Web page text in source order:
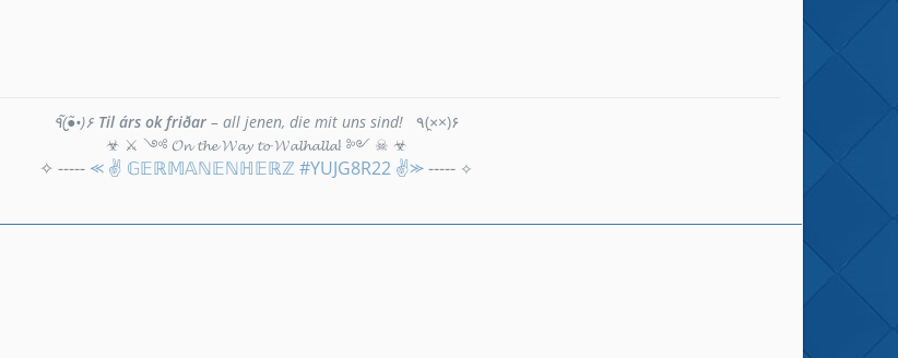
٩(●̮̮̃•̃)۶Til árs ok friðar– all jenen, die mit uns sind!
٩(×̯×)۶
☣ ⚔ ༺ 𝓞𝓷 𝓽𝓱𝓮 𝓦𝓪𝔂 𝓽𝓸 𝓦𝓪𝓵𝓱𝓪𝓵𝓵𝓪! ༻ ☠ ☣
✧ ----- ⪻ ✌ 𝔾𝔼ℝ𝕄𝔸ℕ𝔼ℕℍ𝔼ℝℤ #YUJG8R22 ✌⪼----- ✧